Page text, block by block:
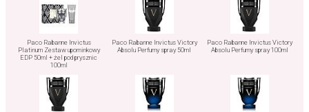
Paco Rabanne Invictus
Platinum Zestaw upominkowy
EDP 50ml + żel pod prysznic
100ml
Paco Rabanne Invictus Victory
Absolu Perfumy spray 50ml
Paco Rabanne Invictus Victory
Absolu Perfumy spray 100ml